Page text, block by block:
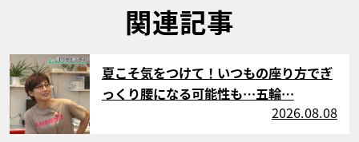
関連記事
サムネイル
夏こそ気をつけて！いつもの座り方でぎ
っくり腰になる可能性も…五輪…
2026.08.08